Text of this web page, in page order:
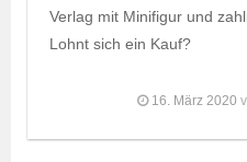
Verlag mit Minifigur und
Lohnt sich ein Kauf?
16. März 2020